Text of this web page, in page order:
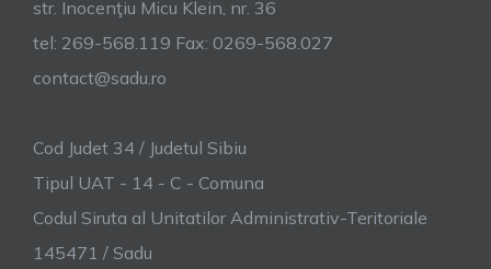
str. Inocenţiu Micu Klein, nr. 36
tel: 269-568.119 Fax: 0269-568.027
contact@sadu.ro
Cod Judet 34 / Judetul Sibiu
Tipul UAT - 14 - C - Comuna
Codul Siruta al Unitatilor Administrativ-Teritoriale
145471 / Sadu